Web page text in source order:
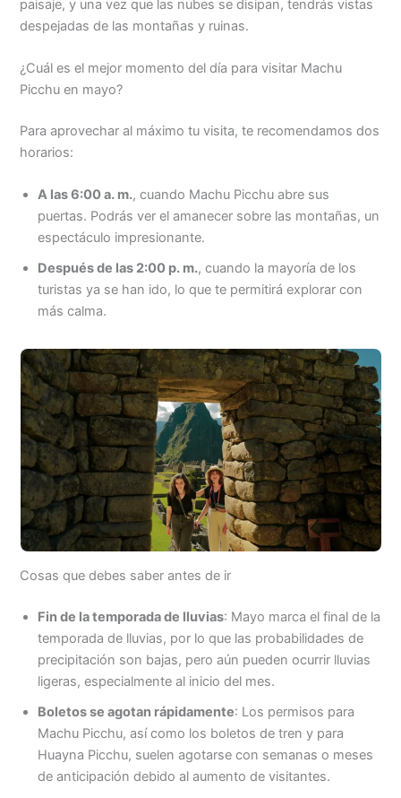
paisaje, y una vez que las nubes se disipan, tendrás vistas
despejadas de las montañas y ruinas.
¿Cuál es el mejor momento del día para visitar Machu
Picchu en mayo?
Para aprovechar al máximo tu visita, te recomendamos dos
horarios:
A las 6:00 a. m., cuando Machu Picchu abre sus
puertas. Podrás ver el amanecer sobre las montañas, un
espectáculo impresionante.
Después de las 2:00 p. m., cuando la mayoría de los
turistas ya se han ido, lo que te permitirá explorar con
más calma.
Cosas que debes saber antes de ir
Fin de la temporada de lluvias: Mayo marca el final de la
temporada de lluvias, por lo que las probabilidades de
precipitación son bajas, pero aún pueden ocurrir lluvias
ligeras, especialmente al inicio del mes.
Boletos se agotan rápidamente: Los permisos para
Machu Picchu, así como los boletos de tren y para
Huayna Picchu, suelen agotarse con semanas o meses
de anticipación debido al aumento de visitantes.